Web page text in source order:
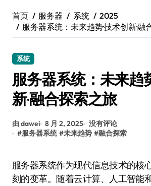
首页 服务器 系统
2025
服务器系统：未来趋势·技术创新·融
系统
服务器系统：未来趋
新·融合探索之旅
由 dawei 8 月 2, 2025 没有评论
#服务器系统 #未来趋势 #融合探索
服务器系统作为现代信息技术的核心，正经历着深
刻的变革。随着云计算、人工智能